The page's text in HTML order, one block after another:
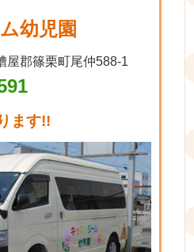
幼児園
屋郡篠栗町尾仲588-1
ます!!